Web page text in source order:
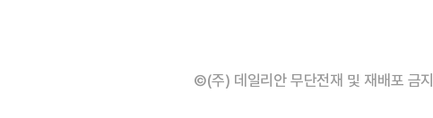
©(주) 데일리안 무단전재 및 재배포 금지